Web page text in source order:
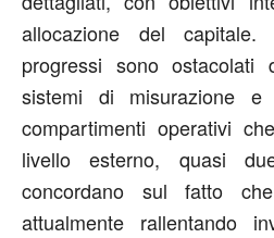
allocazione del
progressi sono
sistemi di misurazione
compartimenti operativi
livello esterno, quasi
concordano sul fatto
attualmente rallentando